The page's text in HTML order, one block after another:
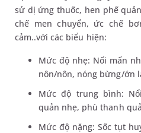
sử dị ứng thuốc, hen phế
chế men chuyển, ức chế
cảm..với các biểu hiện:
Mức độ nhẹ: Nổi mẩn
nôn/nôn, nóng bừng/ớn
Mức độ trung bình:
quản nhẹ, phù thanh
Mức độ nặng: Sốc tụt